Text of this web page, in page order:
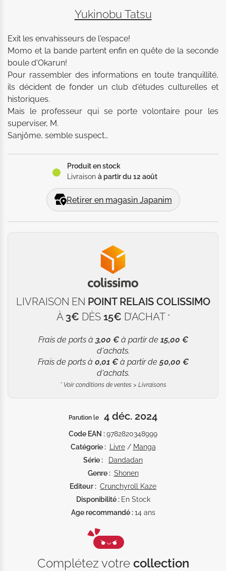
Yukinobu Tatsu
Exit les envahisseurs de l'espace!
Momo et la bande partent enfin en quête de la seconde
boule d'Okarun!
Pour rassembler des informations en toute tranquillité,
ils décident de fonder un club d'études culturelles et
historiques.
Mais le professeur qui se porte volontaire pour les
superviser, M.
Sanjôme, semble suspect…
le jour où elle a ramassé une étrange boule dorée, il lui
arrive de le voir sous l'apparence d'un ténébreux
"vampire canon".
Elle a également parfois la sensation d'un poids écrasant
sur son dos… Ce phénomène serait-il lié à un événement
Produit en stock
Livraison à partir du 12 août
Retirer en magasin Japanim
LIVRAISON EN POINT RELAIS COLISSIMO
À 3€ DÈS 15€ D’ACHAT *
Frais de ports à 3,00 €à partir de 15,00 €
d'achats.
Frais de ports à 0,01 €à partir de50,00 €
d'achats.
* Voir conditions de ventes > Livraisons
Parution le 4 déc. 2024
Code EAN :9782820348999
Catégorie :
Livre/ Manga
Série :
Dandadan
Genre : Shonen
Editeur : Crunchyroll Kaze
Disponibilité : En Stock
Age recommandé :14 ans
Complétez votre collection